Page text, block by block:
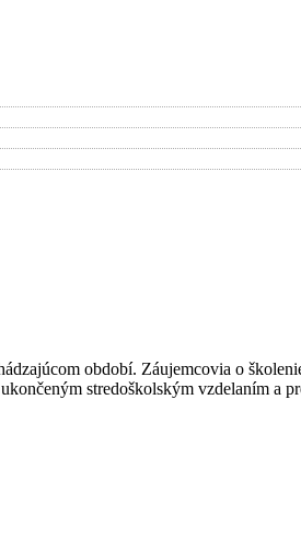
období. Záujemcovia o
stredoškolským vzdelaním a